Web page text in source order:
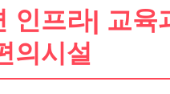
인프라| 교육
의시설